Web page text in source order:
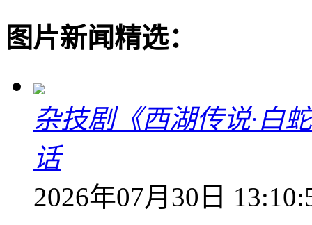
图片新闻精选：
杂技剧《西湖传说·白
话
2026年07月30日